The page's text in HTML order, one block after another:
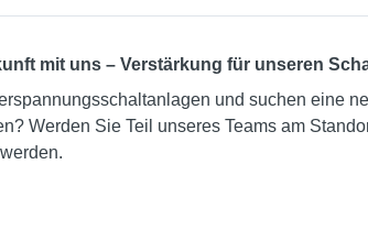
mit uns – Verstärkung für unseren
und suchen eine
Werden Sie Teil unseres Teams am